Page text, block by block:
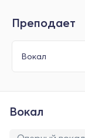
Преподает
Вокал